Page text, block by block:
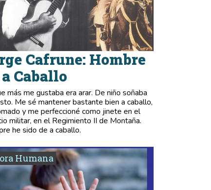
Cafrune: Hombre
Caballo
más me gustaba era arar. De niño soñaba
Me sé mantener bastante bien a caballo,
y me perfeccioné como jinete en el
militar, en el Regimiento II de Montaña.
he sido de a caballo.
Humana